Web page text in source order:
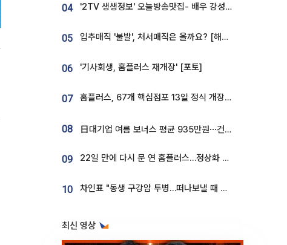
04 '2TV 생생정보' 오늘방송맛집- 배우 강성진 단골! 쌀국수ㆍ푸팟퐁 커리 맛집 '블○○○'
05 입추매직 '불발', 처서매직은 올까요? [해시태그]
06 '기사회생, 홈플러스 재개장' [포토]
07 홈플러스, 67개 핵심점포 13일 정식 개장…영업 재개 속도
08 日대기업 여름 보너스 평균 935만원⋯건설회사 1800만 넘어
09 22일 만에 다시 문 연 홈플러스…정상화 바쁜데 재고 없어 ‘발동동’[가보니]
10 차인표 "동생 구강암 투병…떠나보낼 때 가장 힘들었다”
최신 영상